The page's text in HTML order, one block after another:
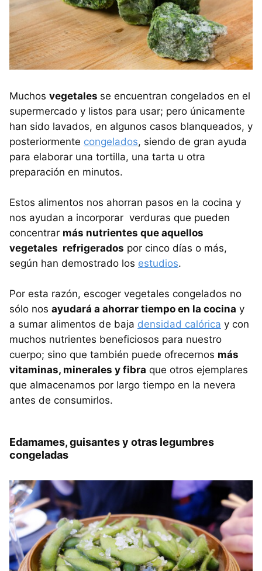
Muchos vegetales se encuentran congelados en el
supermercado y listos para usar; pero únicamente
han sido lavados, en algunos casos blanqueados, y
posteriormente congelados, siendo de gran ayuda
para elaborar una tortilla, una tarta u otra
preparación en minutos.
Estos alimentos nos ahorran pasos en la cocina y
nos ayudan a incorporar verduras que pueden
concentrar más nutrientes que aquellos
vegetales refrigerados por cinco días o más,
según han demostrado los estudios.
Por esta razón, escoger vegetales congelados no
sólo nos ayudará a ahorrar tiempo en la cocina y
a sumar alimentos de baja densidad calórica y con
muchos nutrientes beneficiosos para nuestro
cuerpo; sino que también puede ofrecernos más
vitaminas, minerales y fibra que otros ejemplares
que almacenamos por largo tiempo en la nevera
antes de consumirlos.
Edamames, guisantes y otras legumbres
congeladas